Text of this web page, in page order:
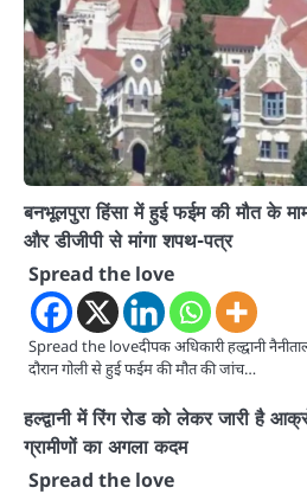
बनभूलपुरा हिंसा में हुई फईम की मौत के
और डीजीपी से मांगा शपथ-पत्र
Spread the love
Spread the loveदीपक अधिकारी हल्द्वानी
दौरान गोली से हुई फईम की मौत की जांच…
हल्द्वानी में रिंग रोड को लेकर जारी है
ग्रामीणों का अगला कदम
Spread the love